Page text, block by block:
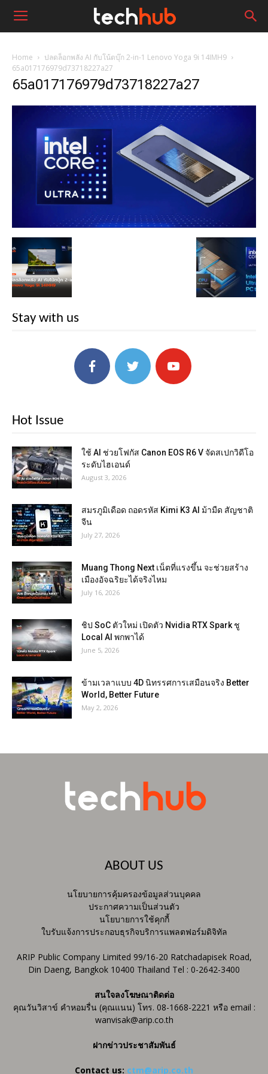
Home
ปลดล็อกพลัง AI กับโน้ตบุ๊ก 2-in-1 Lenovo Yoga 9i 14IMH9
65a017176979d73718227a27
65a017176979d73718227a27
Stay with us
Hot Issue
ใช้ AI ช่วยโฟกัส Canon EOS R6 V จัดสเปกวิดีโอ
ระดับไฮเอนด์
August 3, 2026
สมรภูมิเดือด ถอดรหัส Kimi K3 AI ม้ามืด สัญชาติ
จีน
July 27, 2026
Muang Thong Next เน็ตที่แรงขึ้น จะช่วยสร้าง
เมืองอัจฉริยะได้จริงไหม
July 16, 2026
ชิป SoC ตัวใหม่ เปิดตัว Nvidia RTX Spark ชู
Local AI พกพาได้
June 5, 2026
ข้ามเวลาแบบ 4D นิทรรศการเสมือนจริง Better
World, Better Future
May 2, 2026
ABOUT US
นโยบายการคุ้มครองข้อมูลส่วนบุคคล
ประกาศความเป็นส่วนตัว
นโยบายการใช้คุกกี้
ใบรับแจ้งการประกอบธุรกิจบริการแพลตฟอร์มดิจิทัล
ARIP Public Company Limited 99/16-20 Ratchadapisek Road,
Din Daeng, Bangkok 10400 Thailand Tel : 0-2642-3400
สนใจลงโฆษณาติดต่อ
คุณวันวิสาข์ คำหอมรื่น (คุณแนน) โทร. 08-1668-2221 หรือ email :
wanvisak@arip.co.th
ฝากข่าวประชาสัมพันธ์
Contact us: ctm@arip.co.th